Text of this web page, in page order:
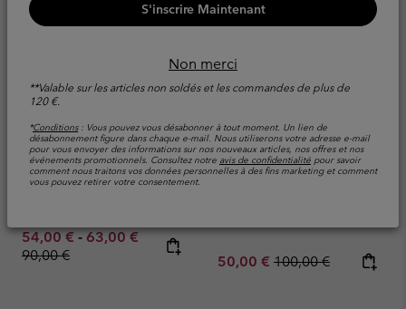
S'inscrire Maintenant
Non merci
**Valable sur les articles non soldés et les commandes de plus de
120 €.
*Conditions: Vous pouvez vous désabonner à tout moment. Un lien de
désabonnement figure dans chaque e-mail. Nous utiliserons votre adresse e-mail
pour vous envoyer des informations sur nos nouveaux articles, nos offres et nos
événements promotionnels. Consultez notre avis de confidentialité pour savoir
comment nous traitons vos données personnelles à des fins marketing et comment
vous pouvez retirer votre consentement.
Veste Technique en
Polaire à Quadrillage
Triple Canyon™ Femme
Minimum sale price:
54,00 €-Maximum sale price:
63,00 €Regular price:
90,00 €
Veste Technique à
Capuche en Polaire à
Quadrillage Triple
Sale price:
50,00 € Regular price:
100,00 €